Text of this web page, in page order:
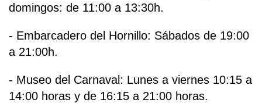
domingos: de 11:00 a 13:30h.
- Embarcadero del Hornillo: Sábados de 19:00
a 21:00h.
- Museo del Carnaval: Lunes a viernes 10:15 a
14:00 horas y de 16:15 a 21:00 horas.